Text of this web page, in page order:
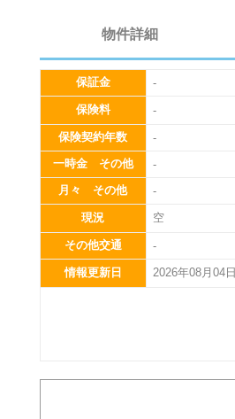
物件詳細
保証金 -
保険料 -
保険契約年数 -
一時金 その他
-
月々 その他
-
現況
空
その他交通
-
情報更新日
2026年08月04日